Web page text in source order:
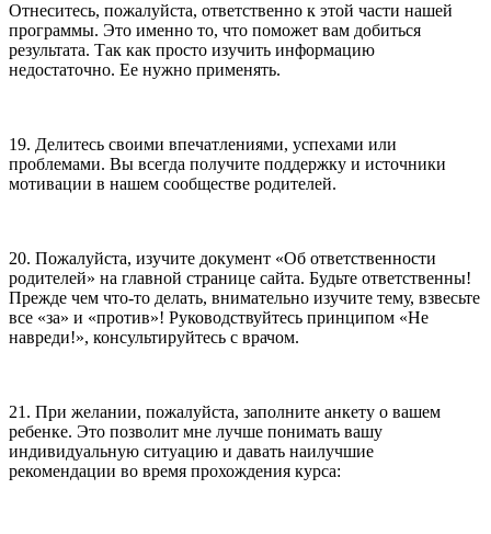
Отнеситесь, пожалуйста, ответственно к этой части нашей
программы. Это именно то, что поможет вам добиться
результата. Так как просто изучить информацию
недостаточно. Ее нужно применять.
19. Делитесь своими впечатлениями, успехами или
проблемами. Вы всегда получите поддержку и источники
мотивации в нашем сообществе родителей.
20. Пожалуйста, изучите документ «Об ответственности
родителей» на главной странице сайта. Будьте ответственны!
Прежде чем что-то делать, внимательно изучите тему, взвесьте
все «за» и «против»! Руководствуйтесь принципом «Не
навреди!», консультируйтесь с врачом.
21. При желании, пожалуйста, заполните анкету о вашем
ребенке. Это позволит мне лучше понимать вашу
индивидуальную ситуацию и давать наилучшие
рекомендации во время прохождения курса: